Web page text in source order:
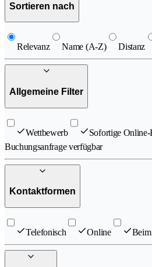
Sortieren nach
Relevanz Name (A-Z) Distanz
Allgemeine Filter
Wettbewerb Sofortige
Buchungsanfrage verfügbar
Kontaktformen
Telefonisch Online